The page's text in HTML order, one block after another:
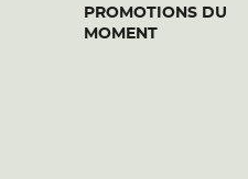
PROMOTIONS DU
MOMENT